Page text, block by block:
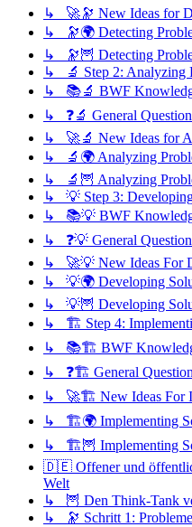
↳ 🚀🔭 New Ideas for
↳ 🔭🌍 Detecting
↳ 🔭🦉 Detecting
↳ 🔬 Step 2: Analyzing
↳ 📚🔬 BWF
↳ ❓🔬 General
↳ 🚀🔬 New Ideas for
↳ 🔬🌍 Analyzing
↳ 🔬🦉 Analyzing
↳ 💡 Step 3:
↳ 📚💡 BWF
↳ ❓💡 General
↳ 🚀💡 New Ideas For
↳ 💡🌍 Developing
↳ 💡🦉 Developing
↳ 🏗️ Step 4:
↳ 📚🏗️ BWF
↳ ❓🏗️ General
↳ 🚀🏗️ New Ideas For
↳ 🏗️🌍 Implementing
↳ 🏗️🦉 Implementing
🇩🇪 Offener und
Welt
↳ 🦉 Den Think-Tank
↳ 🔭 Schritt 1: